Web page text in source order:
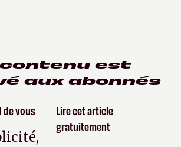
contenu est
aux abonnés
de vous
Lire cet article
gratuitement